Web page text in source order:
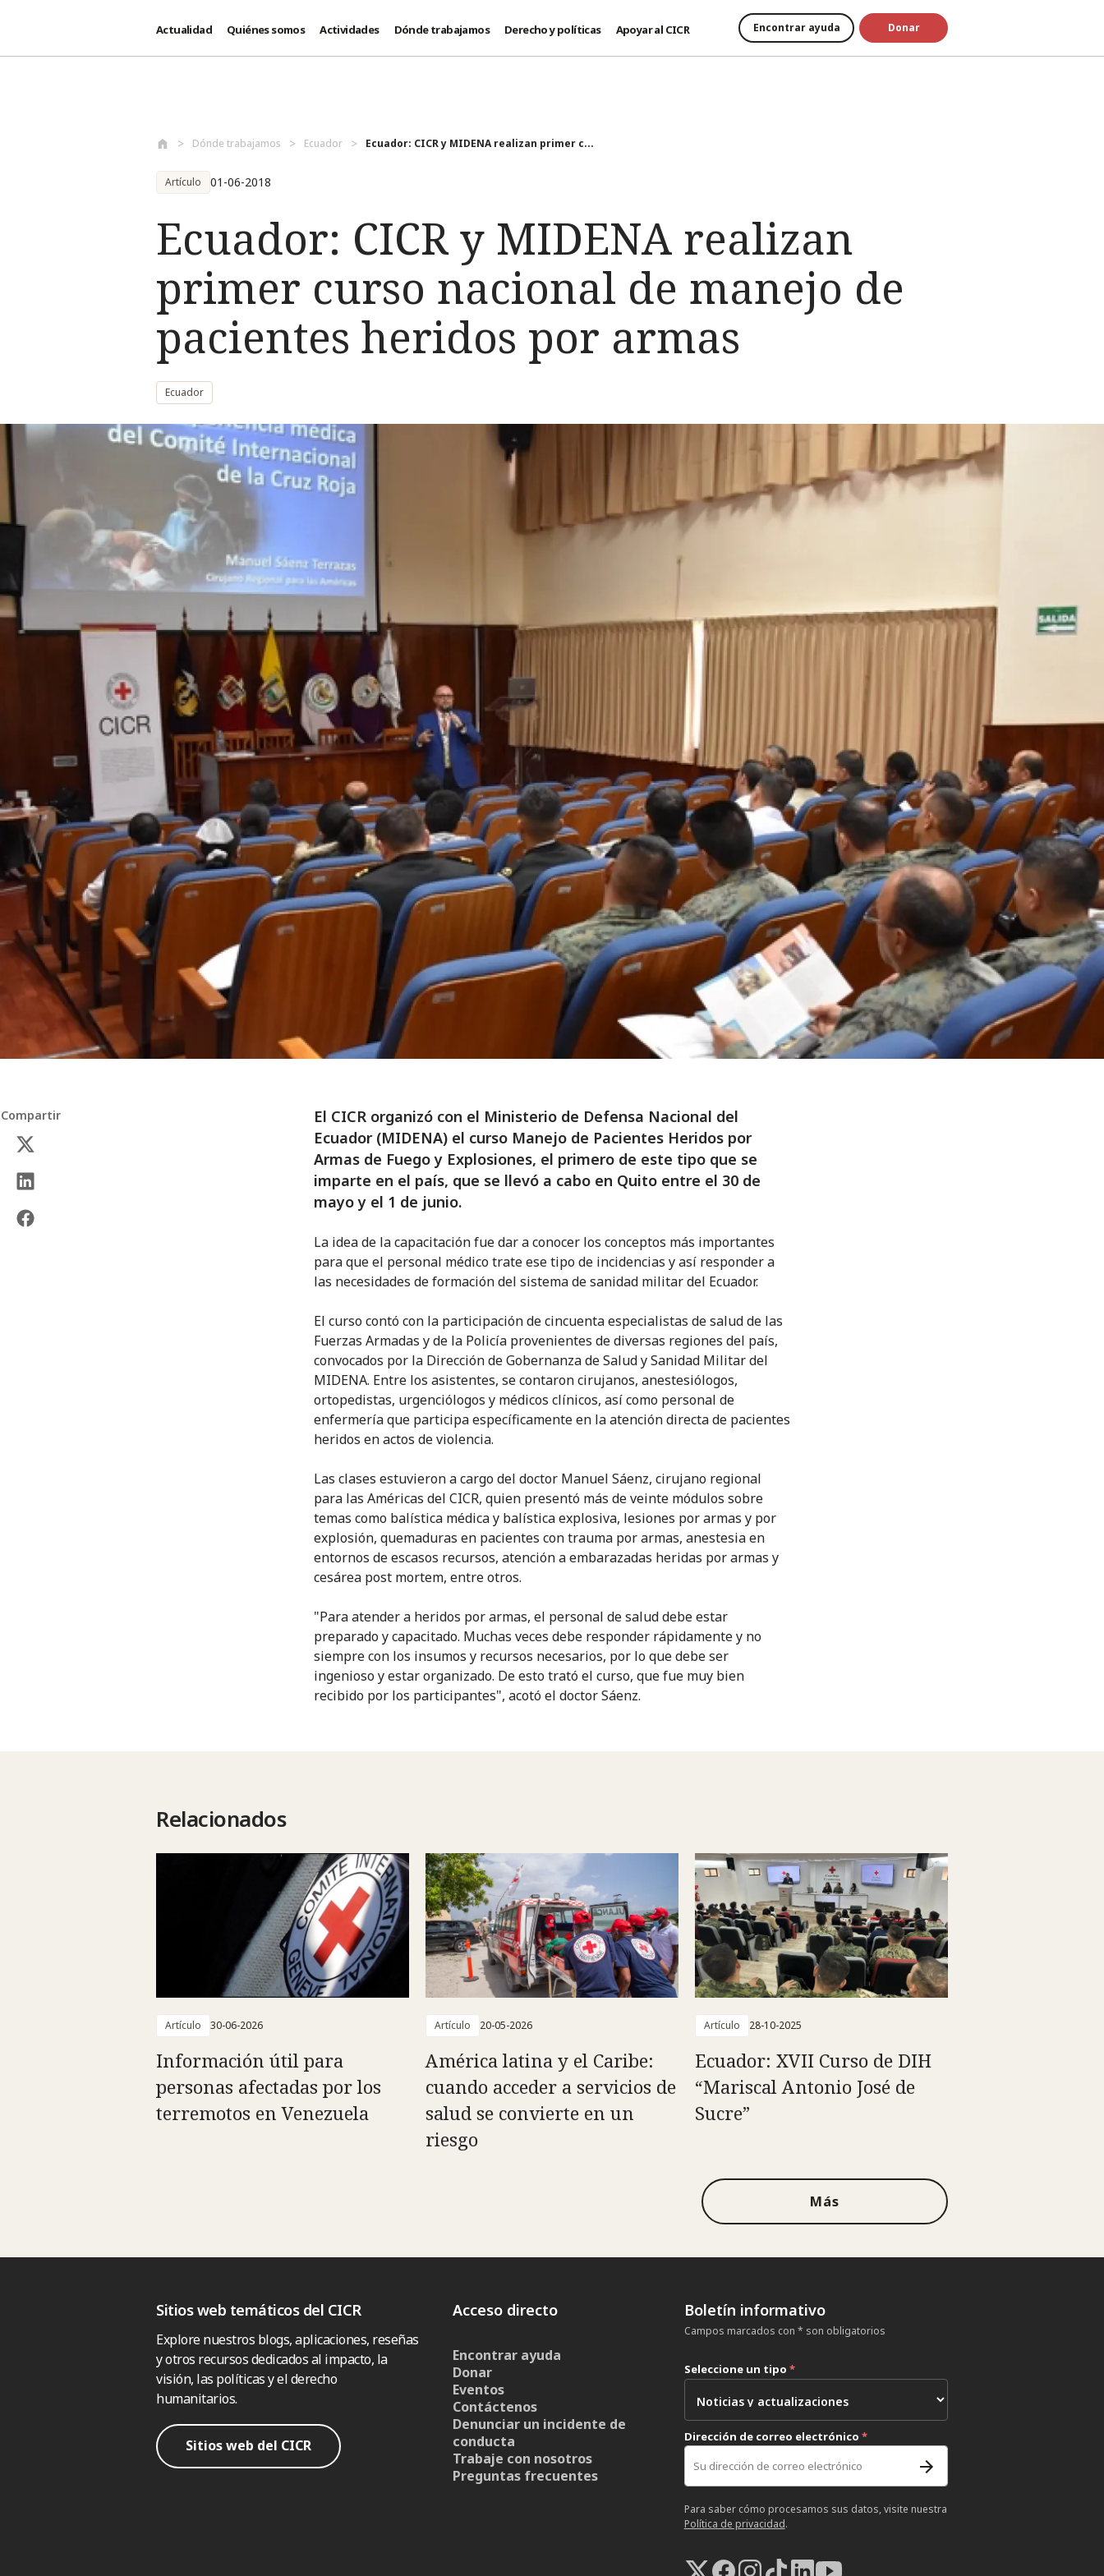
Actualidad Quiénes somos Actividades Dónde trabajamos Derecho y políticas Apoyar al CICR Encontrar ayuda Donar
Dónde trabajamos Ecuador Ecuador: CICR y MIDENA realizan primer c...
Artículo 01-06-2018
Ecuador: CICR y MIDENA realizan
primer curso nacional de manejo de
pacientes heridos por armas
Ecuador
Compartir
El CICR organizó con el Ministerio de Defensa Nacional del
Ecuador (MIDENA) el curso Manejo de Pacientes Heridos por
Armas de Fuego y Explosiones, el primero de este tipo que se
imparte en el país, que se llevó a cabo en Quito entre el 30 de
mayo y el 1 de junio.
La idea de la capacitación fue dar a conocer los conceptos más importantes
para que el personal médico trate ese tipo de incidencias y así responder a
las necesidades de formación del sistema de sanidad militar del Ecuador.
El curso contó con la participación de cincuenta especialistas de salud de las
Fuerzas Armadas y de la Policía provenientes de diversas regiones del país,
convocados por la Dirección de Gobernanza de Salud y Sanidad Militar del
MIDENA. Entre los asistentes, se contaron cirujanos, anestesiólogos,
ortopedistas, urgenciólogos y médicos clínicos, así como personal de
enfermería que participa específicamente en la atención directa de pacientes
heridos en actos de violencia.
Las clases estuvieron a cargo del doctor Manuel Sáenz, cirujano regional
para las Américas del CICR, quien presentó más de veinte módulos sobre
temas como balística médica y balística explosiva, lesiones por armas y por
explosión, quemaduras en pacientes con trauma por armas, anestesia en
entornos de escasos recursos, atención a embarazadas heridas por armas y
cesárea post mortem, entre otros.
"Para atender a heridos por armas, el personal de salud debe estar
preparado y capacitado. Muchas veces debe responder rápidamente y no
siempre con los insumos y recursos necesarios, por lo que debe ser
ingenioso y estar organizado. De esto trató el curso, que fue muy bien
recibido por los participantes", acotó el doctor Sáenz.
Relacionados
Artículo 30-06-2026
Información útil para
personas afectadas por los
terremotos en Venezuela
Artículo 20-05-2026
América latina y el Caribe:
cuando acceder a servicios de
salud se convierte en un
riesgo
Artículo 28-10-2025
Ecuador: XVII Curso de DIH
“Mariscal Antonio José de
Sucre”
Más
Sitios web temáticos del CICR
Explore nuestros blogs, aplicaciones, reseñas
y otros recursos dedicados al impacto, la
visión, las políticas y el derecho
humanitarios.
Sitios web del CICR
Acceso directo
Encontrar ayuda
Donar
Eventos
Contáctenos
Denunciar un incidente de
conducta
Trabaje con nosotros
Preguntas frecuentes
Boletín informativo
Campos marcados con * son obligatorios
Seleccione un tipo *
Dirección de correo electrónico *
Para saber cómo procesamos sus datos, visite nuestra
Política de privacidad.